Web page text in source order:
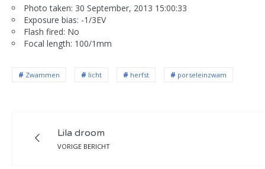
Photo taken: 30 September, 2013 15:00:33
Exposure bias: -1/3EV
Flash fired: No
Focal length: 100/1mm
Zwammen licht herfst porseleinzwam
Lila droom
VORIGE BERICHT